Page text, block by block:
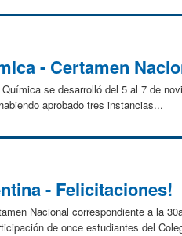
- Certamen
se desarrolló del 5 al 7 de
aprobado tres instancias...
- Felicitaciones!
Nacional correspondiente a la
de once estudiantes del